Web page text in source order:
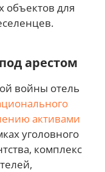
объектов для
арестом
войны отель
активами
уголовного
комплекс